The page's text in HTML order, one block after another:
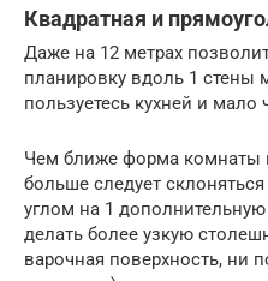
Квадратная и
Даже на 12 метрах
планировку вдоль 1 стены
пользуетесь кухней и мало
Чем ближе форма комнаты
больше следует
углом на 1
делать более узкую
варочная поверхность, ни